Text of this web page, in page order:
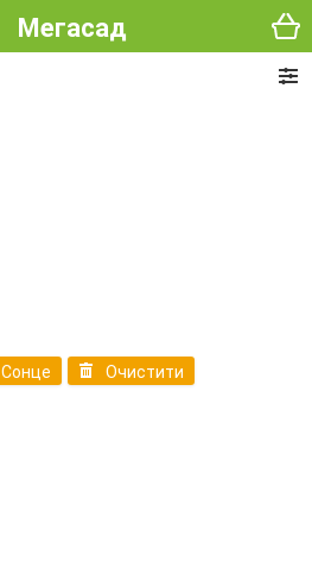
Мегасад
Сонце Очистити